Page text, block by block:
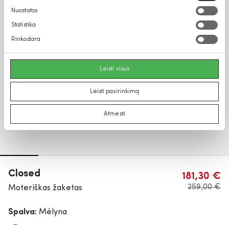
pasirinkimas
Nuostatos
Statistika
Rinkodara
Leisti visus
Leisti pasirinkimą
Atmesti
Closed
Moteriškas žaketas
181,30 €
259,00 €
Spalva: Mėlyna